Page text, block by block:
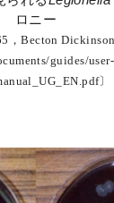
ロニー
，Becton
guides/